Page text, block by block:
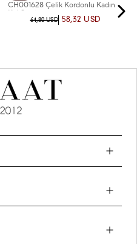
CH001628 Çelik Kordonlu Kadın
Kol Saati
64,80 USD 58,32 USD